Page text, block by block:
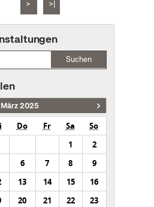
> >|
Suchen
März 2025
Do Fr Sa
So
1
2
6 7 8
9
13 14 15
16
20 21 22
23